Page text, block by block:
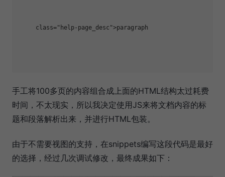
     class="help-page_desc">paragraph
手工将100多页的内容组合成上面的HTML结构太过耗费
时间，不太现实，所以我决定使用JS来将文档内容的标
题和段落解析出来，并进行HTML包装。
由于不需要视图的支持，在snippets编写这段代码是最好
的选择，经过几次调试修改，最终成果如下：